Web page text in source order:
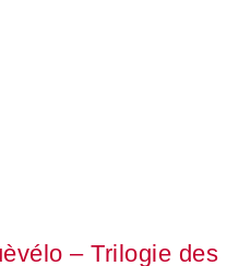
– Trilogie des